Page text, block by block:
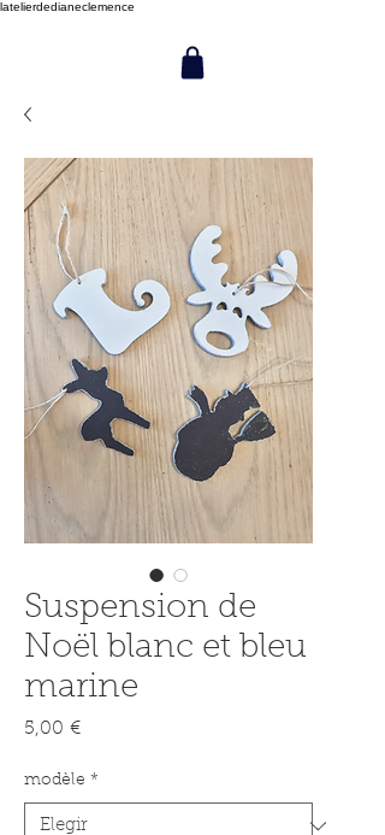
latelierdedianeclemence
Suspension de
Noël blanc et bleu
marine
5,00 €Precio
modèle *